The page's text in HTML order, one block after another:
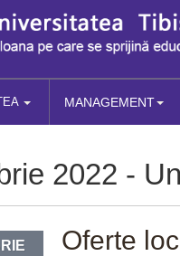
MANAGEMENT
2022 -
Oferte